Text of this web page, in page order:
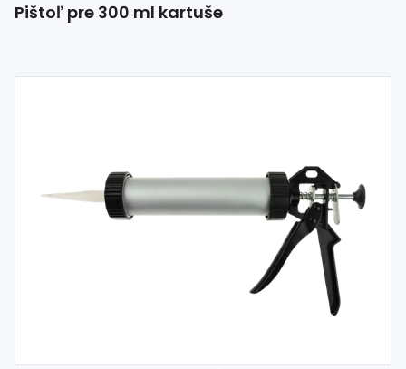
Kované polotovary
záhrada
materiál
Pištoľ pre 300 ml kartuše